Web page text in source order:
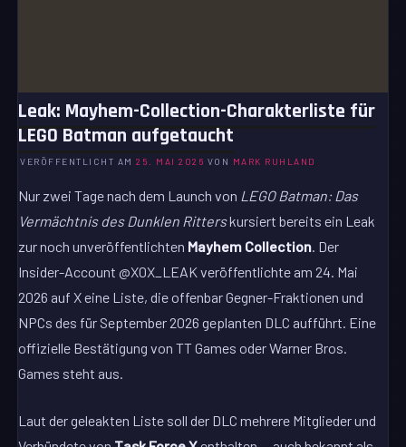
Leak: Mayhem-Collection-Charakterliste für
LEGO Batman aufgetaucht
VERÖFFENTLICHT AM25. MAI 2026 VON MARK RUHLAND
Nur zwei Tage nach dem Launch von LEGO Batman: Das
Vermächtnis des Dunklen Ritterskursiert bereits ein Leak
zur noch unveröffentlichten Mayhem Collection. Der
Insider-Account @X0X_LEAK veröffentlichte am 24. Mai
2026 auf X eine Liste, die offenbar Gegner-Fraktionen und
NPCs des für September 2026 geplanten DLC aufführt. Eine
offizielle Bestätigung von TT Games oder Warner Bros.
Games steht aus.
Laut der geleakten Liste soll der DLC mehrere Mitglieder und